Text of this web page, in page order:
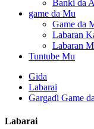
Banki da
game da Mu
Game da
Labaran
Labaran
Tuntube Mu
Gida
Labarai
Gargaɗi Game
Labarai